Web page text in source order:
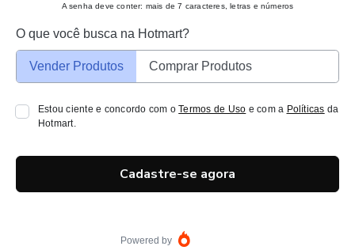
A senha deve conter: mais de 7 caracteres, letras e números
O que você busca na Hotmart?
Vender Produtos Comprar Produtos
Estou ciente e concordo com oTermos de Uso e com a Políticas da
Hotmart.
Cadastre-se agora
Powered by